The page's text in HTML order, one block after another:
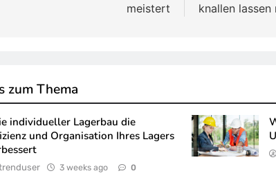
meistert
knallen
zum Thema
individueller Lagerbau die
und Organisation Ihres Lagers
3 weeks ago 0